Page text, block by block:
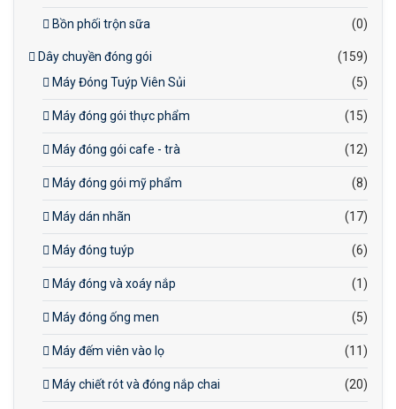
Bồn phối trộn sữa (0)
Dây chuyền đóng gói
(159)
Máy Đóng Tuýp Viên Sủi
(5)
Máy đóng gói thực phẩm (15)
Máy đóng gói cafe - trà (12)
Máy đóng gói mỹ phẩm (8)
Máy dán nhãn (17)
Máy đóng tuýp (6)
Máy đóng và xoáy nắp (1)
Máy đóng ống men (5)
Máy đếm viên vào lọ (11)
Máy chiết rót và đóng nắp chai (20)